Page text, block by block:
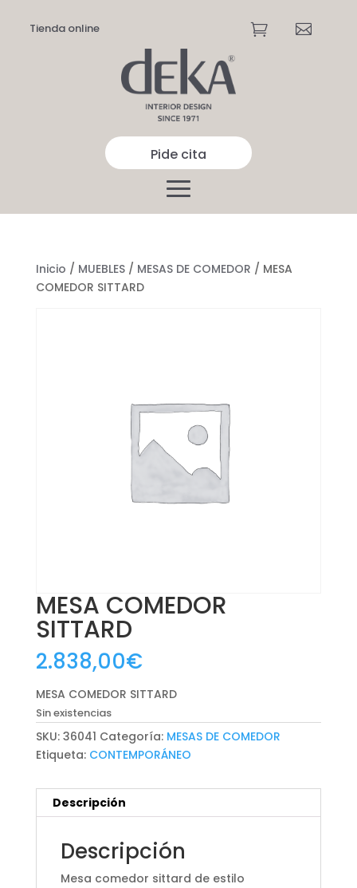
Tienda online  
Pide cita
Inicio / MUEBLES/ MESAS DE COMEDOR / MESA
COMEDOR SITTARD
MESA COMEDOR
SITTARD
2.838,00€
MESA COMEDOR SITTARD
Sin existencias
SKU: 36041 Categoría: MESAS DE COMEDOR
Etiqueta: CONTEMPORÁNEO
Descripción
Descripción
Mesa comedor sittard de estilo